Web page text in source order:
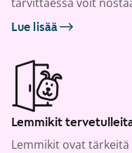
Lue lisää
Lemmikit
Lemmikit ovat